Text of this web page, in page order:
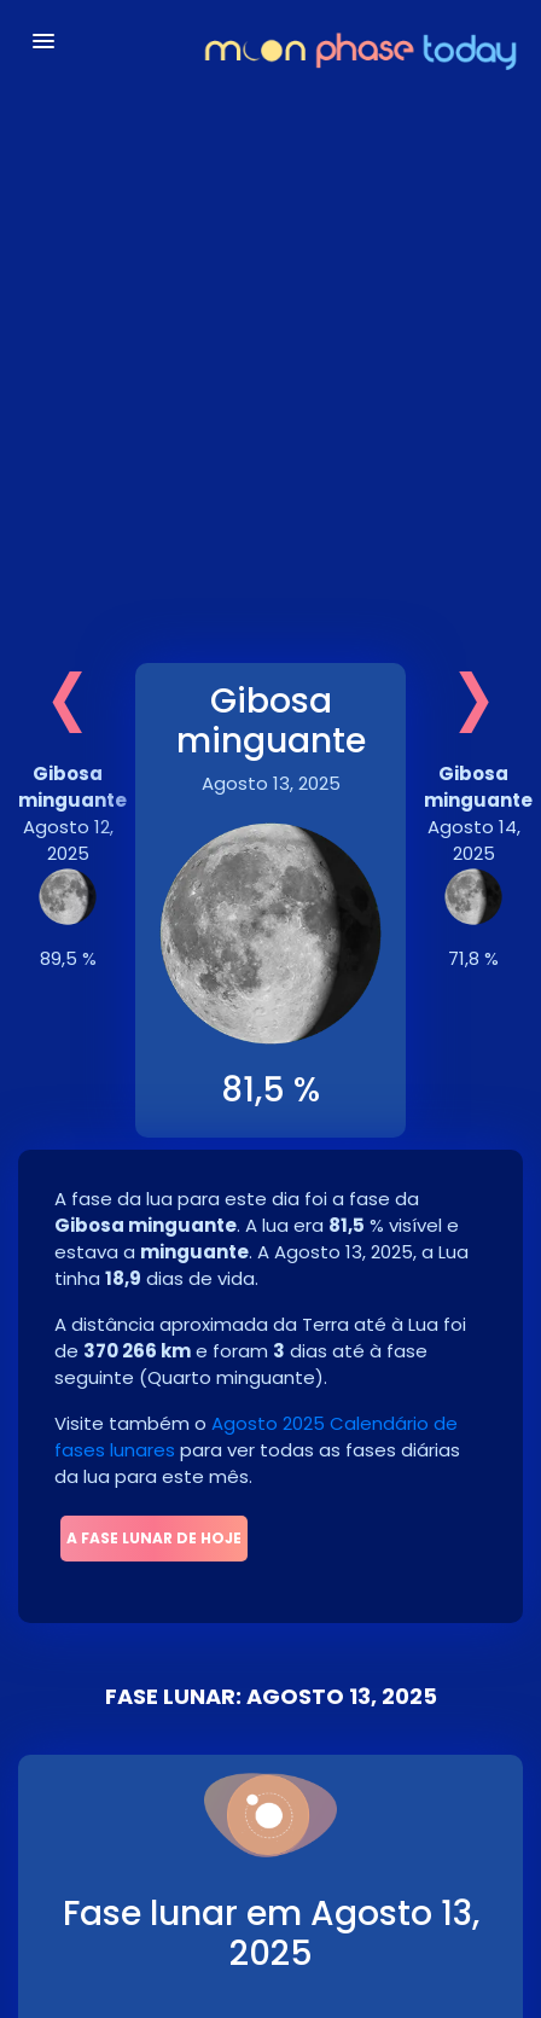
‹
Gibosa
minguante
Agosto 12,
2025
89,5 %
Gibosa
minguante
Agosto 13, 2025
81,5 %
›
Gibosa
minguante
Agosto 14,
2025
71,8 %
A fase da lua para este dia foi a fase da
Gibosa minguante. A lua era 81,5 % visível e
estava a minguante. AAgosto 13, 2025, a Lua
tinha 18,9 dias de vida.
A distância aproximada da Terra até à Lua foi
de 370 266 kme foram 3 dias até à fase
seguinte (Quarto minguante).
Visite também o Agosto 2025 Calendário de
fases lunares para ver todas as fases diárias
da lua para este mês.
A FASE LUNAR DE HOJE
FASE LUNAR: AGOSTO 13, 2025
Fase lunar em Agosto 13,
2025